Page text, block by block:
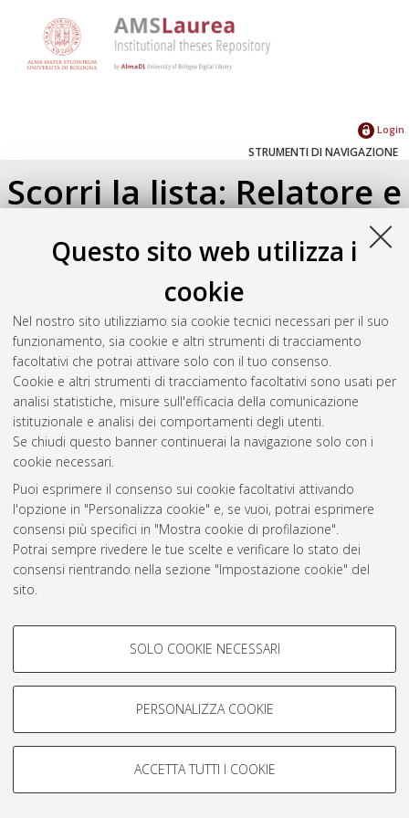
Questo sito web utilizza i
cookie
Nel nostro sito utilizziamo sia cookie tecnici necessari per il suo
funzionamento, sia cookie e altri strumenti di tracciamento
facoltativi che potrai attivare solo con il tuo consenso.
Cookie e altri strumenti di tracciamento facoltativi sono usati per
analisi statistiche, misure sull'efficacia della comunicazione
istituzionale e analisi dei comportamenti degli utenti.
Se chiudi questo banner continuerai la navigazione solo con i
cookie necessari.
Puoi esprimere il consenso sui cookie facoltativi attivando
l'opzione in "Personalizza cookie" e, se vuoi, potrai esprimere
consensi più specifici in "Mostra cookie di profilazione".
Potrai sempre rivedere le tue scelte e verificare lo stato dei
consensi rientrando nella sezione "Impostazione cookie" del
sito.
COOKIE DI PROFILAZIONE -
Si tratta di cookie utilizzati per analizzare le caratteristiche della
navigazione degli utenti, creare profili in base al loro comportamento
Mostra cookie di profilazione
COOKIE TECNICI - NECESSARI
SOLO COOKIE NECESSARI
PERSONALIZZA COOKIE
ACCETTA TUTTI I COOKIE
Login
STRUMENTI DI NAVIGAZIONE
Scorri la lista: Relatore e
Correlatore
Seleziona un valore dall'elenco sottostante.
2026(1)
Atom
Rss 1.0
Rss 2.0
AMS Laurea
Servizio implementato e gestito da AlmaDL
Impostazioni Cookie
© ALMA MATER STUDIORUM - Università di Bologna, 2007-2026.